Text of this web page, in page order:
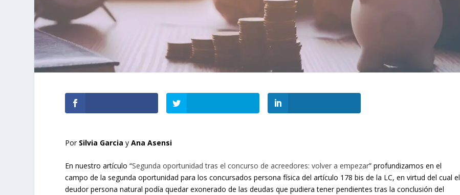
Por Silvia Garciay Ana Asensi
En nuestro artículo “Segunda oportunidad tras el concurso de acreedores: volver a empezar” profundizamos en el
campo de la segunda oportunidad para los concursados persona física del artículo 178 bis de la LC, en virtud del cual el
deudor persona natural podía quedar exonerado de las deudas que pudiera tener pendientes tras la conclusión del